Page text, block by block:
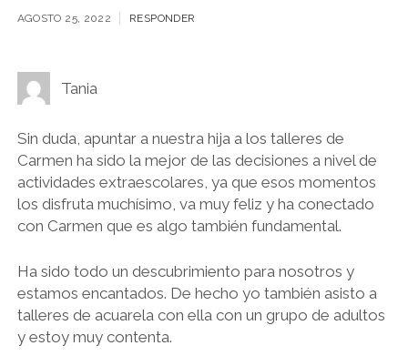
AGOSTO 25, 2022 RESPONDER
Tania
Sin duda, apuntar a nuestra hija a los talleres de
Carmen ha sido la mejor de las decisiones a nivel de
actividades extraescolares, ya que esos momentos
los disfruta muchísimo, va muy feliz y ha conectado
con Carmen que es algo también fundamental.
Ha sido todo un descubrimiento para nosotros y
estamos encantados. De hecho yo también asisto a
talleres de acuarela con ella con un grupo de adultos
y estoy muy contenta.